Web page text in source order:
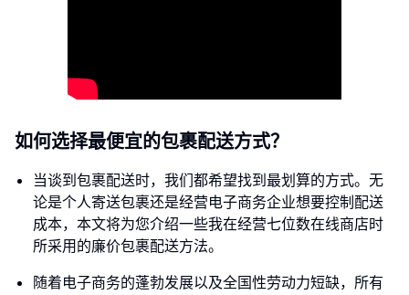
如何选择最便宜的包裹配送方式？
当谈到包裹配送时，我们都希望找到最划算的方式。无
论是个人寄送包裹还是经营电子商务企业想要控制配送
成本，本文将为您介绍一些我在经营七位数在线商店时
所采用的廉价包裹配送方法。
随着电子商务的蓬勃发展以及全国性劳动力短缺，所有